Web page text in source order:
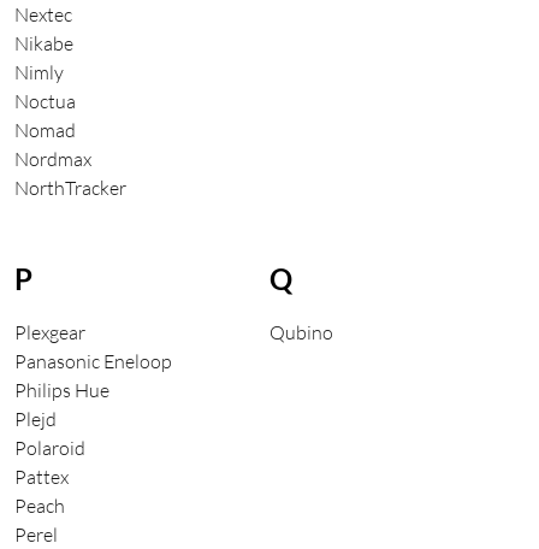
Nextec
Nikabe
Nimly
Noctua
Nomad
Nordmax
NorthTracker
P
Plexgear
Panasonic Eneloop
Philips Hue
Plejd
Polaroid
Pattex
Peach
Perel
Q
Qubino